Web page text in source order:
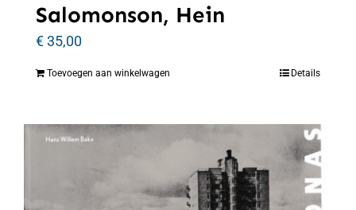
Salomonson, Hein
€35,00
Toevoegen aan winkelwagen Details